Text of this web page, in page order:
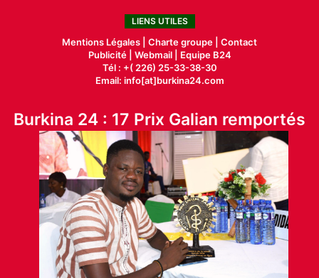
LIENS UTILES
Mentions Légales | Charte groupe | Contact
Publicité| Webmail |
Equipe B24
Tél : +( 226) 25-33-38-30
Email: info[at]burkina24.com
Burkina 24 : 17 Prix Galian remportés